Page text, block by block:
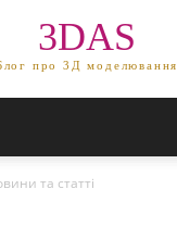
3DAS
про 3Д моделювання
та статті